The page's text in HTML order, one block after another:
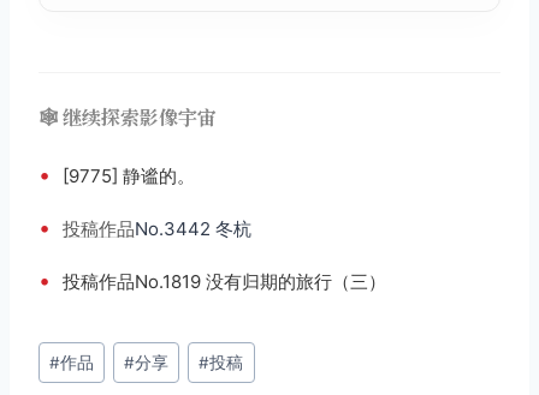
🕸️ 继续探索影像宇宙
• [9775] 静谧的。
• 投稿作品No.3442 冬杭
• 投稿作品No.1819 没有归期的旅行（三）
文
章
#作品 #分享 #投稿